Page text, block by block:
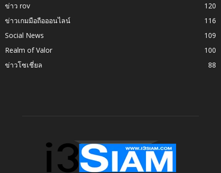
ข่าว rov
120
ข่าวเกมมือถือออนไลน์
116
Social News
109
Realm of Valor
100
ข่าวโซเชี่ยล
88